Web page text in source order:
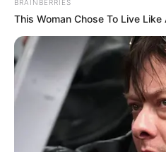
Jazzman Debailleul (14): un
Tout d’abord, Jazzman
sérieux prétendant à la
excellente, ce qui le place en
reste sur un franc succès à
excellent lot. De plus, sa
Marcel Laurent (Gr.II)
BRAINBERRIES
This Woman Chose To Live Like